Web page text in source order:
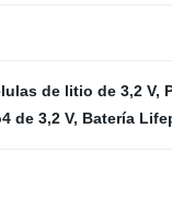
de litio de 3,2 V,
de 3,2 V, Batería